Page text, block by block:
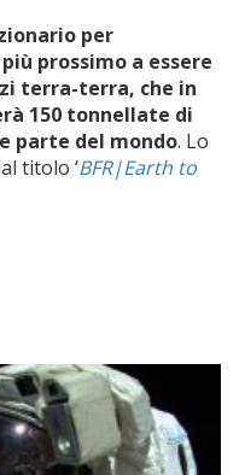
per
prossimo a essere
terra-terra, che in
150 tonnellate di
parte del mondo. Lo
titolo ‘BFR|Earth to